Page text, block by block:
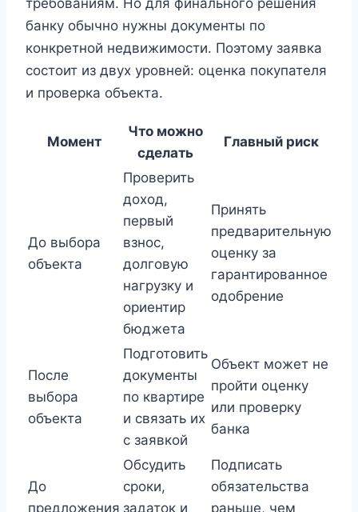
банку обычно нужны документы по
конкретной недвижимости. Поэтому заявка
состоит из двух уровней: оценка покупателя
и проверка объекта.
Момент
Что можно
сделать
Главный риск
До выбора
объекта
Проверить
доход,
первый
взнос,
долговую
нагрузку и
ориентир
бюджета
Принять
предварительную
оценку за
гарантированное
одобрение
После
выбора
объекта
Подготовить
документы
по квартире
и связать их
с заявкой
Объект может не
пройти оценку
или проверку
банка
До
предложения
Обсудить
сроки,
задаток и
Подписать
обязательства
раньше, чем